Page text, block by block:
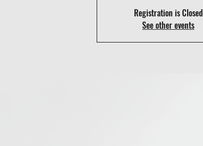
Registration is Closed
See other events